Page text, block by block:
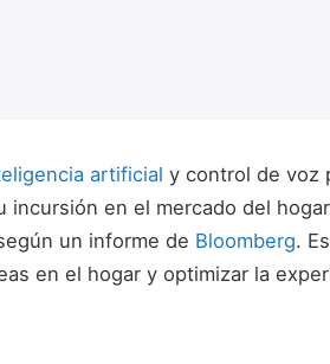
artificial y control de voz
incursión en el mercado del
un informe de Bloomberg.
en el hogar y optimizar la